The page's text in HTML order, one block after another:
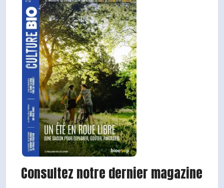
Consultez notre dernier magazine